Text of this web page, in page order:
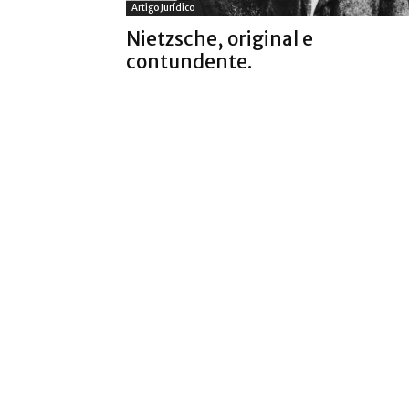
Artigo Jurídico
Nietzsche, original e
contundente.